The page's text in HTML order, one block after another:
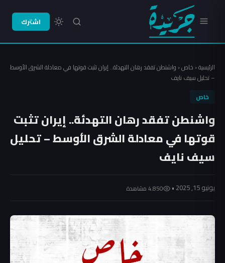
اشترك
الرئيسية‹ خاص‹ واشنطن تفقد رهان التهدئة.. إيران تثبت قوتها في معادلة الشرق الأوسط
– تحليل سيف نايف
خاص
واشنطن تفقد رهان التهدئة.. إيران تثبت
قوتها في معادلة الشرق الأوسط – تحليل
سيف نايف
يونيو 15, 2025 • 4٬850 مشاهدة